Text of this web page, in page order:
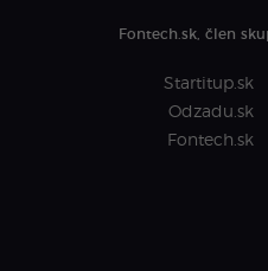
Fontech.sk, člen
Startitup.sk
Odzadu.sk
Fontech.sk